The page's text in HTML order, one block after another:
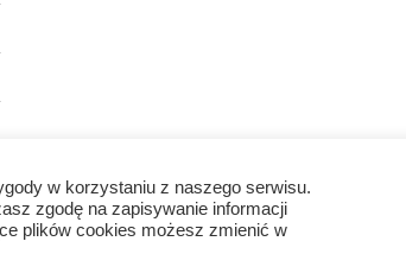
w korzystaniu z naszego serwisu.
zgodę na zapisywanie informacji
plików cookies możesz zmienić w